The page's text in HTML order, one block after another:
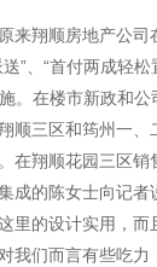
来翔顺房地产公司
”、“首付两成轻松
。在楼市新政和
顺三区和筠州一、
在翔顺花园三区销
成的陈女士向记者
里的设计实用，而
我们而言有些吃力